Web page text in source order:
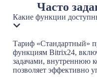
Часто
Какие функции
Тариф «Стандартный»
функциям Bitrix24,
задачами, внутреннюю
позволяет эффективно